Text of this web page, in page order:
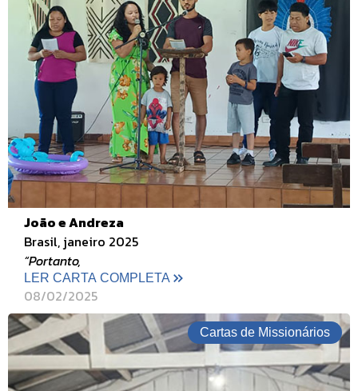
João e Andreza
Brasil, janeiro 2025
“Portanto,
LER CARTA COMPLETA
08/02/2025
Cartas de Missionários